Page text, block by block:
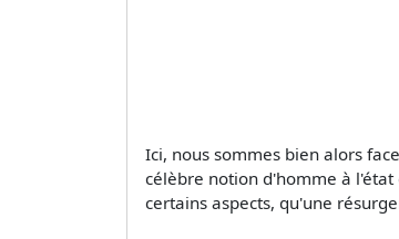
Ici, nous sommes bien alors
célèbre notion d'homme à
certains aspects, qu'une